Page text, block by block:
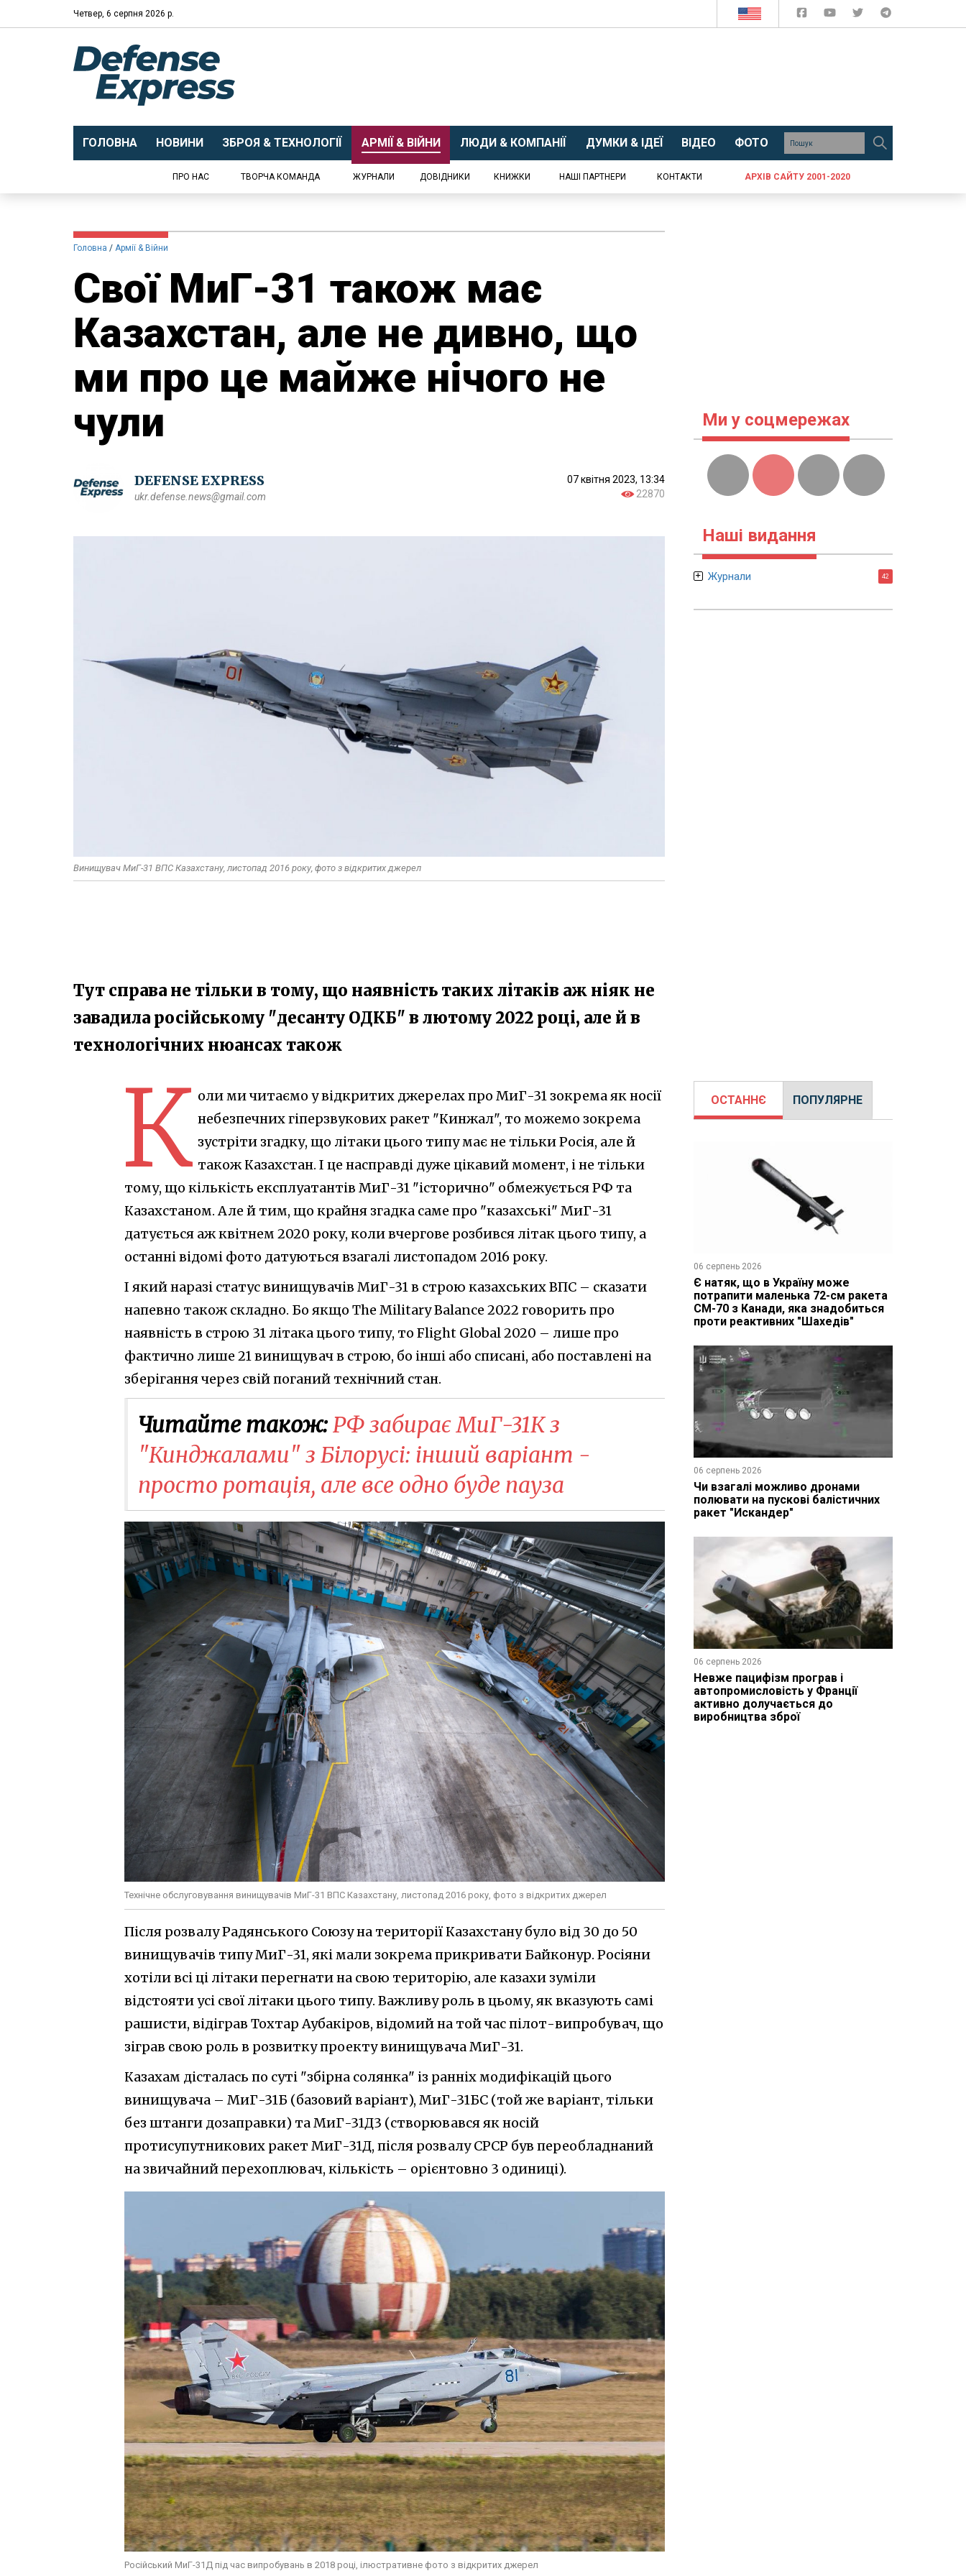
Четвер, 6 серпня 2026 р.
ГОЛОВНА НОВИНИ ЗБРОЯ & ТЕХНОЛОГІЇ АРМІЇ & ВІЙНИ ЛЮДИ & КОМПАНІЇ ДУМКИ & ІДЕЇ ВІДЕО ФОТО
ПРО НАС ТВОРЧА КОМАНДА ЖУРНАЛИ ДОВІДНИКИ КНИЖКИ НАШІ ПАРТНЕРИ КОНТАКТИ АРХІВ САЙТУ 2001-2020
Головна Армії & Війни
Свої МиГ-31 також має
Казахстан, але не дивно, що
ми про це майже нічого не
чули
DEFENSE EXPRESS
ukr.defense.news@gmail.com
07 квітня 2023, 13:34
22870
Винищувач МиГ-31 ВПС Казахстану, листопад 2016 року, фото з відкритих джерел
Тут справа не тільки в тому, що наявність таких літаків аж ніяк не
завадила російському "десанту ОДКБ" в лютому 2022 році, але й в
технологічних нюансах також
К оли ми читаємо у відкритих джерелах про МиГ-31 зокрема як носії
небезпечних гіперзвукових ракет "Кинжал", то можемо зокрема
зустріти згадку, що літаки цього типу має не тільки Росія, але й
також Казахстан. І це насправді дуже цікавий момент, і не тільки
тому, що кількість експлуатантів МиГ-31 "історично" обмежується РФ та
Казахстаном. Але й тим, що крайня згадка саме про "казахські" МиГ-31
датується аж квітнем 2020 року, коли вчергове розбився літак цього типу, а
останні відомі фото датуються взагалі листопадом 2016 року.
І який наразі статус винищувачів МиГ-31 в строю казахських ВПС – сказати
напевно також складно. Бо якщо The Military Balance 2022 говорить про
наявність в строю 31 літака цього типу, то Flight Global 2020 – лише про
фактично лише 21 винищувач в строю, бо інші або списані, або поставлені на
зберігання через свій поганий технічний стан.
Читайте також:РФ забирає МиГ-31К з
"Кинджалами" з Білорусі: інший варіант -
просто ротація, але все одно буде пауза
Технічне обслуговування винищувачів МиГ-31 ВПС Казахстану, листопад 2016 року, фото з відкритих джерел
Після розвалу Радянського Союзу на території Казахстану було від 30 до 50
винищувачів типу МиГ-31, які мали зокрема прикривати Байконур. Росіяни
хотіли всі ці літаки перегнати на свою територію, але казахи зуміли
відстояти усі свої літаки цього типу. Важливу роль в цьому, як вказують самі
рашисти, відіграв Тохтар Аубакіров, відомий на той час пілот-випробувач, що
зіграв свою роль в розвитку проекту винищувача МиГ-31.
Казахам дісталась по суті "збірна солянка" із ранніх модифікацій цього
винищувача – МиГ-31Б (базовий варіант), МиГ-31БС (той же варіант, тільки
без штанги дозаправки) та МиГ-31Д3 (створювався як носій
протисупутникових ракет МиГ-31Д, після розвалу СРСР був переобладнаний
на звичайний перехоплювач, кількість – орієнтовно 3 одиниці).
Російський МиГ-31Д під час випробувань в 2018 році, ілюстративне фото з відкритих джерел
Ми у соцмережах
Наші видання
Журнали 42
ОСТАННЄ ПОПУЛЯРНЕ
06 серпень 2026
Є натяк, що в Україну може
потрапити маленька 72-см ракета
CM-70 з Канади, яка знадобиться
проти реактивних "Шахедів"
06 серпень 2026
Чи взагалі можливо дронами
полювати на пускові балістичних
ракет "Искандер"
06 серпень 2026
Невже пацифізм програв і
автопромисловість у Франції
активно долучається до
виробництва зброї